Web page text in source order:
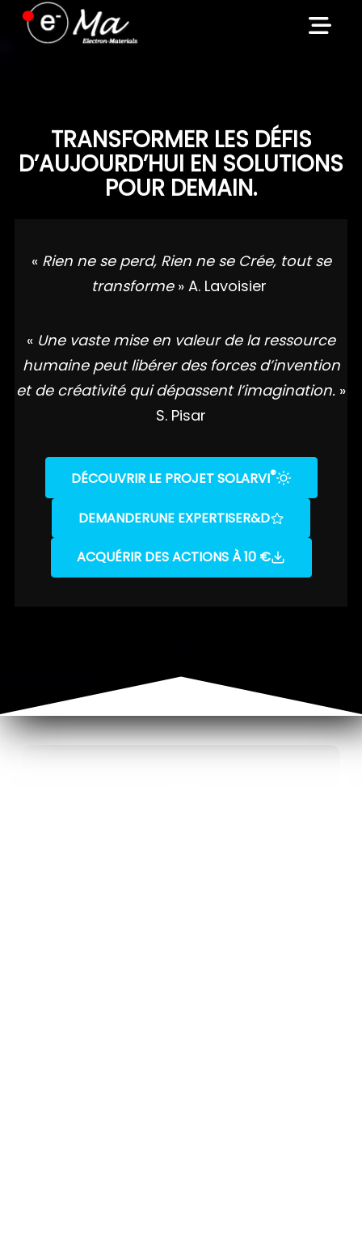
Skip
TRANSFORMER LES DÉFIS
D’AUJOURD’HUI EN SOLUTIONS
POUR DEMAIN.
« Rien ne se perd, Rien ne se Crée, tout se
transforme » A. Lavoisier
« Une vaste mise en valeur de la ressource
humaine peut libérer des forces d’invention
et de créativité qui dépassent l’imagination. »
S. Pisar
DÉCOUVRIR LE PROJET SOLARVI®
DEMANDERUNE EXPERTISER&D
ACQUÉRIR DES ACTIONS À 10 €